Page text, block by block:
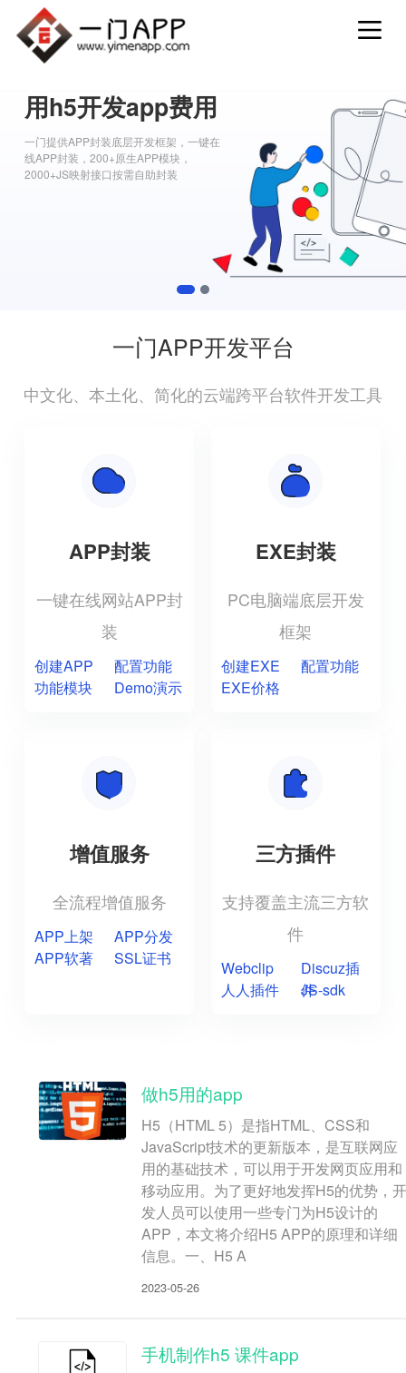
用h5开发app费用
一门提供APP封装底层开发框架，一键在
线APP封装，200+原生APP模块，
2000+JS映射接口按需自助封装
1 2
一门APP开发平台
中文化、本土化、简化的云端跨平台软件开发工具
APP封装
一键在线网站APP封
装
创建APP
配置功能
功能模块
Demo演示
EXE封装
PC电脑端底层开发
框架
创建EXE
配置功能
EXE价格
增值服务
全流程增值服务
APP上架
APP分发
APP软著
SSL证书
三方插件
支持覆盖主流三方软
件
Webclip
Discuz插
件
人人插件 JS-sdk
做h5用的app
H5（HTML 5）是指HTML、CSS和
JavaScript技术的更新版本，是互联网应
用的基础技术，可以用于开发网页应用和
移动应用。为了更好地发挥H5的优势，开
发人员可以使用一些专门为H5设计的
APP，本文将介绍H5 APP的原理和详细
信息。一、H5 A
2023-05-26
手机制作h5 课件app